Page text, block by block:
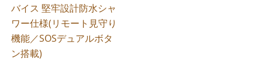
バイス 堅牢設計防水シャ
ワー仕様(リモート見守り
機能／SOSデュアルボタ
ン搭載)